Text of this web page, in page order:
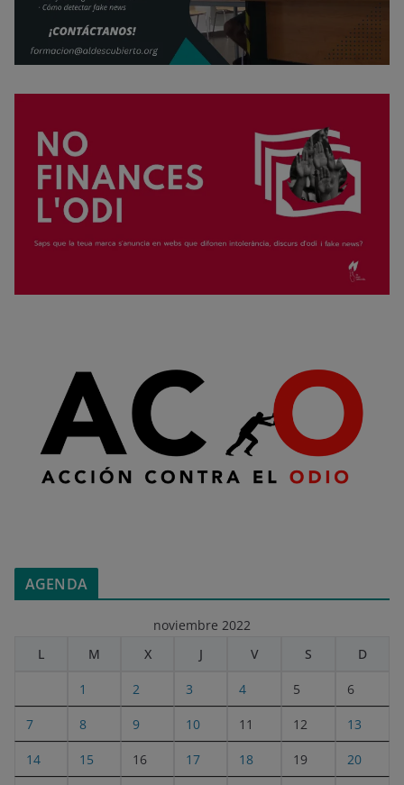
AGENDA
noviembre 2022
L
M X J V S D
1 2 3 4 5 6
7 8 9 10 11 12 13
14 15 16 17 18 19 20